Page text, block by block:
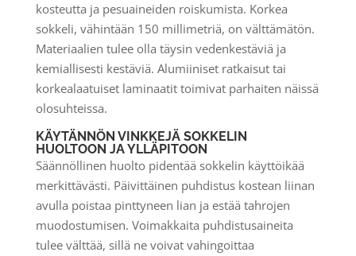
kosteutta ja pesuaineiden roiskumista. Korkea
sokkeli, vähintään 150 millimetriä, on välttämätön.
Materiaalien tulee olla täysin vedenkestäviä ja
kemiallisesti kestäviä. Alumiiniset ratkaisut tai
korkealaatuiset laminaatit toimivat parhaiten näissä
olosuhteissa.
KÄYTÄNNÖN VINKKEJÄ SOKKELIN
HUOLTOON JA YLLÄPITOON
Säännöllinen huolto pidentää sokkelin käyttöikää
merkittävästi. Päivittäinen puhdistus kostean liinan
avulla poistaa pinttyneen lian ja estää tahrojen
muodostumisen. Voimakkaita puhdistusaineita
tulee välttää, sillä ne voivat vahingoittaa